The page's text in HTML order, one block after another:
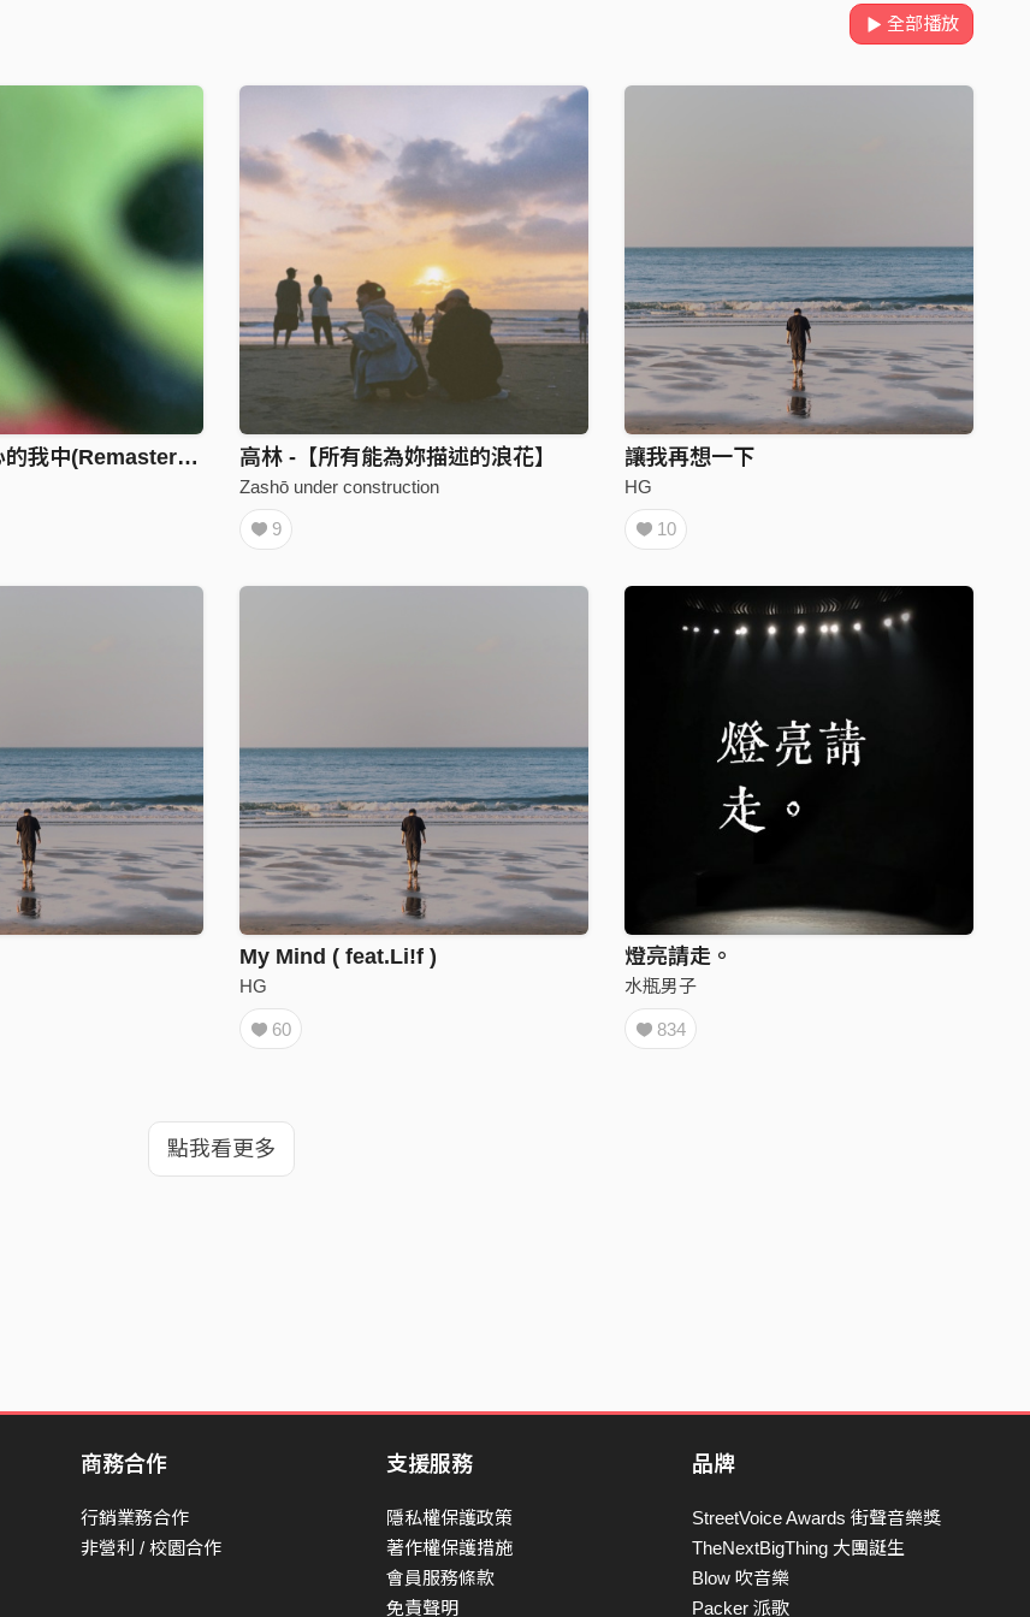
全部播放
如果你的早在心的我中(Remastered) 高林 -【所有能為妳描述的浪花】
Zashō under construction
9
讓我再想一下
HG
10
My Mind ( feat.Li!f )
HG
60
燈亮請走。
水瓶男子
834
點我看更多
商務合作
行銷業務合作
非營利 / 校園合作
支援服務
隱私權保護政策
著作權保護措施
會員服務條款
免責聲明
品牌
StreetVoice Awards 街聲音樂獎
TheNextBigThing 大團誕生
Blow 吹音樂
Packer 派歌